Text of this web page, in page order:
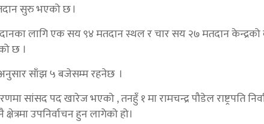
सुरु भएको छ ।
लागि एक सय ९४ मतदान स्थल र चार सय २७ मतदान
छ ।
साँझ ५ बजेसम्म रहनेछ ।
सांसद पद खारेज भएको , तनहुँ १ मा रामचन्द्र पौडेल राष्ट्रपति
उपनिर्वाचन हुन लागेको हो।